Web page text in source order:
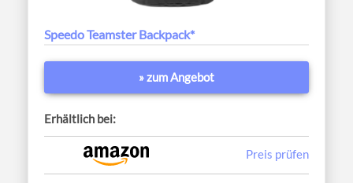
Speedo Teamster Backpack*
» zum Angebot
Erhältlich bei:
Preis prüfen